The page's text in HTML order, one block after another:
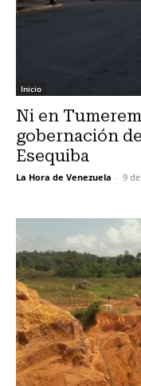
Inicio
Ni en
gobernación
Esequiba
La Hora de Venezuela - 9